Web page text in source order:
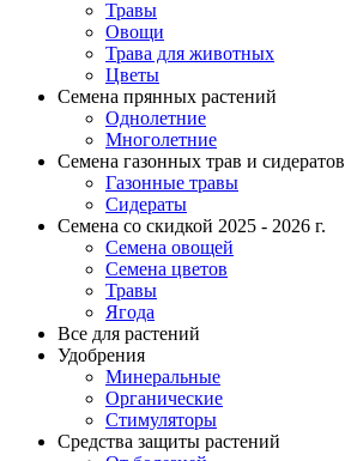
Травы
Овощи
Трава для животных
Цветы
Семена прянных растений
Однолетние
Многолетние
Семена газонных трав и сидератов
Газонные травы
Сидераты
Семена со скидкой 2025 - 2026 г.
Семена овощей
Семена цветов
Травы
Ягода
Все для растений
Удобрения
Минеральные
Органические
Стимуляторы
Средства защиты растений